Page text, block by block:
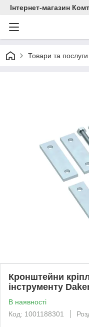
Інтернет-магазин
Товари та послуги
Кронштейни
інструменту
В наявності
Код: 1001188301